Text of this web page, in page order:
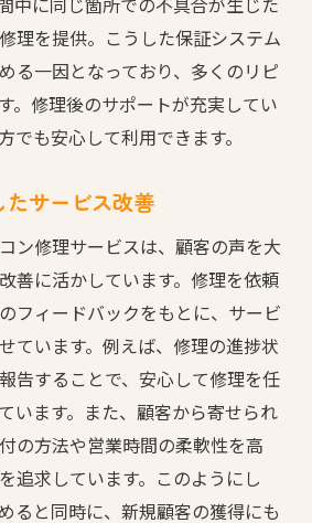
理を提供。こうした保証システム
る一因となっており、多くのリピ
。修理後のサポートが充実してい
でも安心して利用できます。
サービス改善
ン修理サービスは、顧客の声を大
善に活かしています。修理を依頼
フィードバックをもとに、サービ
ています。例えば、修理の進捗状
告することで、安心して修理を任
います。また、顧客から寄せられ
の方法や営業時間の柔軟性を高
追求しています。このようにし
ると同時に、新規顧客の獲得にも